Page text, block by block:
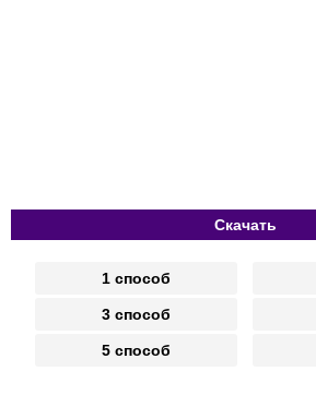
Скачать
1 способ
3 способ
5 способ